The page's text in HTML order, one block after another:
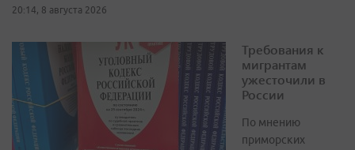
20:14, 8 августа 2026
Требования к
мигрантам
ужесточили в
России
По мнению
приморских